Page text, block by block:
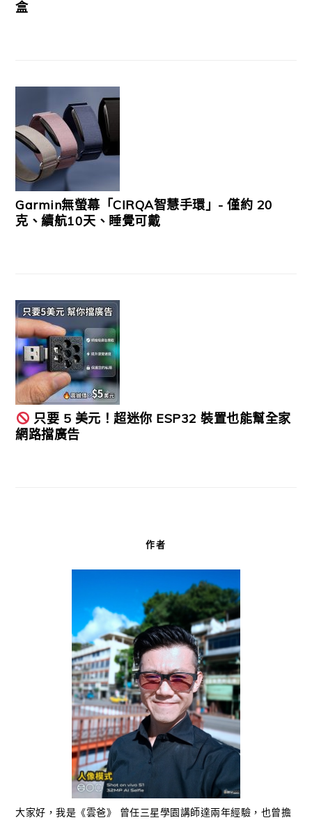
盒
Garmin無螢幕「CIRQA智慧手環」- 僅約 20
克、續航10天、睡覺可戴
只要 5 美元！超迷你 ESP32 裝置也能幫全家
網路擋廣告
作者
大家好，我是《雲爸》 曾任三星學園講師達兩年經驗，也曾擔